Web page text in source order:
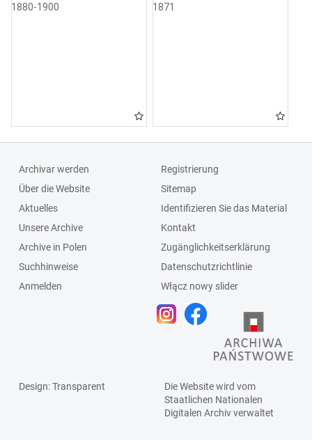
1880-1900
1871
Archivar werden
Über die Website
Aktuelles
Unsere Archive
Archive in Polen
Suchhinweise
Anmelden
Registrierung
Sitemap
Identifizieren Sie das Material
Kontakt
Zugänglichkeitserklärung
Datenschutzrichtlinie
Włącz nowy slider
Design: Transparent
Die Website wird vom
Staatlichen Nationalen
Digitalen Archivverwaltet